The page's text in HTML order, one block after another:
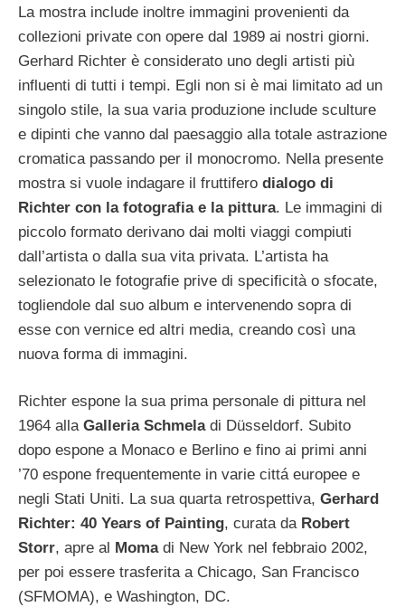
La mostra include inoltre immagini provenienti da
collezioni private con opere dal 1989 ai nostri giorni.
Gerhard Richter è considerato uno degli artisti più
influenti di tutti i tempi. Egli non si è mai limitato ad un
singolo stile, la sua varia produzione include sculture
e dipinti che vanno dal paesaggio alla totale astrazione
cromatica passando per il monocromo. Nella presente
mostra si vuole indagare il fruttifero dialogo di
Richter con la fotografia e la pittura. Le immagini di
piccolo formato derivano dai molti viaggi compiuti
dall’artista o dalla sua vita privata. L’artista ha
selezionato le fotografie prive di specificità o sfocate,
togliendole dal suo album e intervenendo sopra di
esse con vernice ed altri media, creando così una
nuova forma di immagini.
Richter espone la sua prima personale di pittura nel
1964 alla Galleria Schmeladi Düsseldorf. Subito
dopo espone a Monaco e Berlino e fino ai primi anni
’70 espone frequentemente in varie cittá europee e
negli Stati Uniti. La sua quarta retrospettiva, Gerhard
Richter: 40 Years of Painting, curata da Robert
Storr, apre al Momadi New York nel febbraio 2002,
per poi essere trasferita a Chicago, San Francisco
(SFMOMA), e Washington, DC.